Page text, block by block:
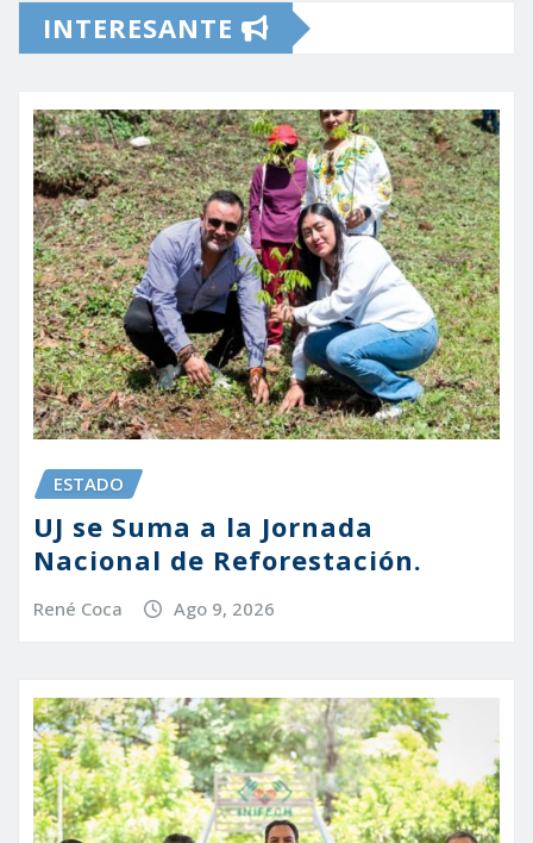
INTERESANTE
ESTADO
UJ se Suma a la Jornada
Nacional de Reforestación.
René Coca Ago 9, 2026